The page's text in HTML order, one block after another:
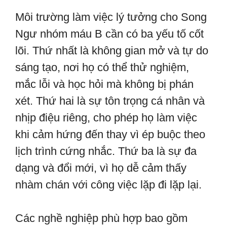
Môi trường làm việc lý tưởng cho Song
Ngư nhóm máu B cần có ba yếu tố cốt
lõi. Thứ nhất là không gian mở và tự do
sáng tạo, nơi họ có thể thử nghiệm,
mắc lỗi và học hỏi mà không bị phán
xét. Thứ hai là sự tôn trọng cá nhân và
nhịp điệu riêng, cho phép họ làm việc
khi cảm hứng đến thay vì ép buộc theo
lịch trình cứng nhắc. Thứ ba là sự đa
dạng và đổi mới, vì họ dễ cảm thấy
nhàm chán với công việc lặp đi lặp lại.
Các nghề nghiệp phù hợp bao gồm